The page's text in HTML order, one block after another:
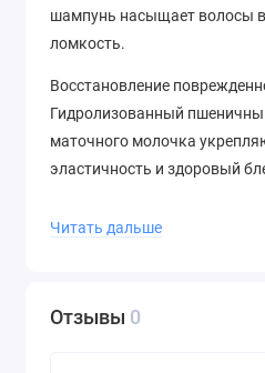
шампунь насыщает волосы
ломкость.
Восстановление
Гидролизованный
маточного молочка
эластичность и здоровый
Polyquaternium-64 создает
Читать дальше
Отзывы 0